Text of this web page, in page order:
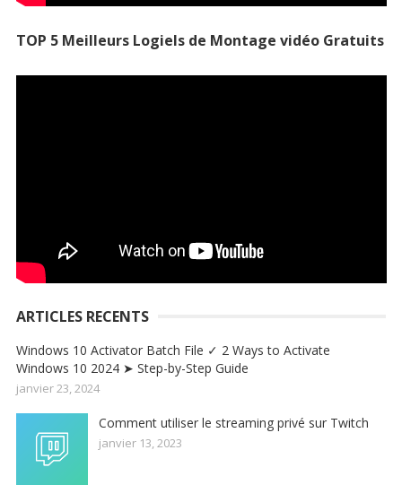
TOP 5 Meilleurs Logiels de Montage vidéo Gratuits
ARTICLES RECENTS
Windows 10 Activator Batch File ✓ 2 Ways to Activate
Windows 10 2024 ➤ Step-by-Step Guide
janvier 23, 2024
Comment utiliser le streaming privé sur Twitch
janvier 13, 2023